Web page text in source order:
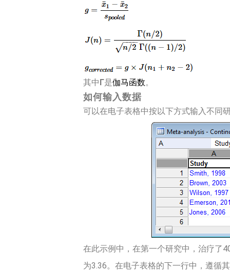
其中Γ是伽马函数。
如何输入数据
可以在电子表格中按以下方式输入不同
在此示例中，在第一个研究中，治疗了
为3.36。在电子表格的下一行中，遵循